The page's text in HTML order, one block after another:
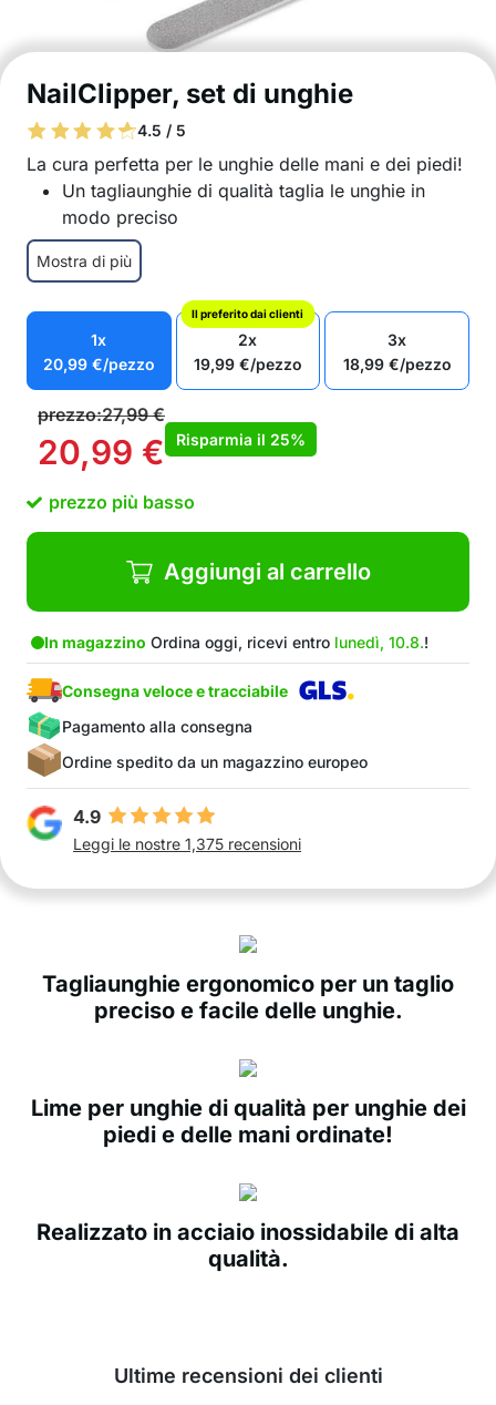
NailClipper, set di unghie
4.5 / 5
La cura perfetta per le unghie delle mani e dei piedi!
Un tagliaunghie di qualità taglia le unghie in
modo preciso
Con la lima potente ma delicata, le unghie
vengono modellate in una forma bellissima
Tutto è conservato in una pratica scatola
Il design ergonomico garantisce una presa
comoda e un uso facile
L’acciaio inossidabile di alta qualità garantisce
una lunga durata
Adatto a tutti i tipi di unghie
Aspetto compatto
Nel pacchetto: 1x tagliaunghie, 1x lima per
unghie, 1x scatola
Mostra di più
1x
20,99 €/pezzo
Il preferito dai clienti
2x
19,99 €/pezzo
3x
18,99 €/pezzo
prezzo:27,99€
20,99 € Risparmia il 25%
prezzo più basso
Aggiungi al carrello
In magazzino Ordina oggi, ricevi entro lunedì, 10.8.!
Consegna veloce e tracciabile
Pagamento alla consegna
Ordine spedito da un magazzino europeo
4.9
Leggi le nostre 1,375 recensioni
Tagliaunghie ergonomico per un taglio
preciso e facile delle unghie.
Lime per unghie di qualità per unghie dei
piedi e delle mani ordinate!
Realizzato in acciaio inossidabile di alta
qualità.
Ultime recensioni dei clienti